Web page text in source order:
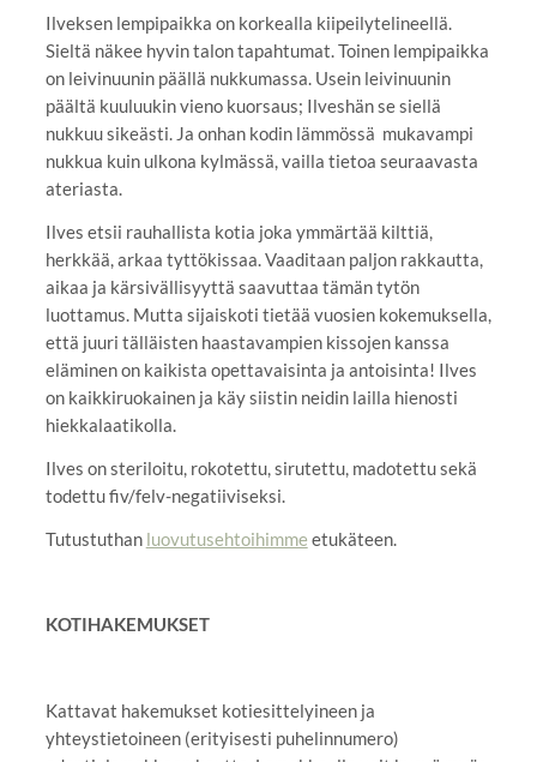
Ilveksen lempipaikka on korkealla kiipeilytelineellä.
Sieltä näkee hyvin talon tapahtumat. Toinen lempipaikka
on leivinuunin päällä nukkumassa. Usein leivinuunin
päältä kuuluukin vieno kuorsaus; Ilveshän se siellä
nukkuu sikeästi. Ja onhan kodin lämmössä mukavampi
nukkua kuin ulkona kylmässä, vailla tietoa seuraavasta
ateriasta.
Ilves etsii rauhallista kotia joka ymmärtää kilttiä,
herkkää, arkaa tyttökissaa. Vaaditaan paljon rakkautta,
aikaa ja kärsivällisyyttä saavuttaa tämän tytön
luottamus. Mutta sijaiskoti tietää vuosien kokemuksella,
että juuri tälläisten haastavampien kissojen kanssa
eläminen on kaikista opettavaisinta ja antoisinta! Ilves
on kaikkiruokainen ja käy siistin neidin lailla hienosti
hiekkalaatikolla.
Ilves on steriloitu, rokotettu, sirutettu, madotettu sekä
todettu fiv/felv-negatiiviseksi.
Tutustuthan luovutusehtoihimme etukäteen.
KOTIHAKEMUKSET
Kattavat hakemukset kotiesittelyineen ja
yhteystietoineen (erityisesti puhelinnumero)